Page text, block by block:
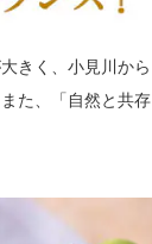
きく、小見川から
た、「自然と共存